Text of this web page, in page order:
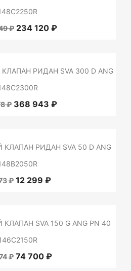
₽ 234 120 ₽
РИДАН SVA 300 D ANG
₽ 368 943 ₽
РИДАН SVA 50 D ANG
₽ 12 299 ₽
SVA 150 G ANG PN 40
₽ 74 700 ₽